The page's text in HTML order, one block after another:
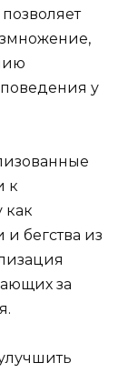
у
к
как
бегства из
за